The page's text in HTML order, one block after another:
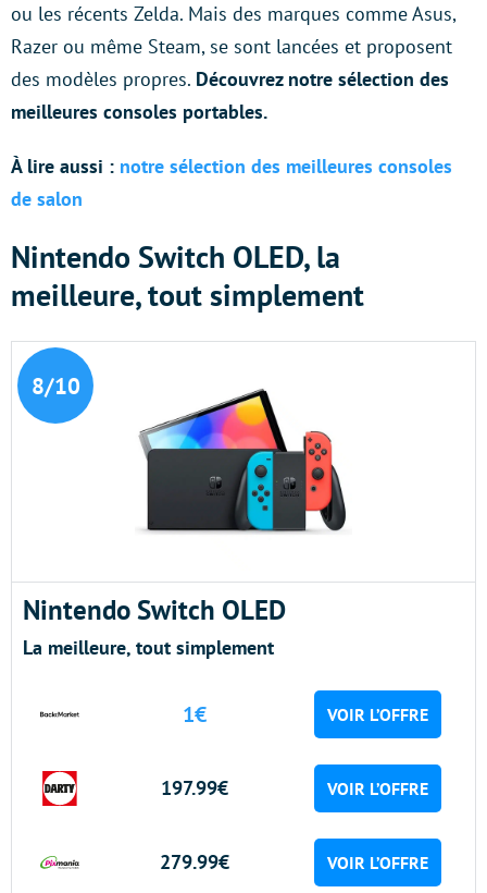
ou les récents Zelda. Mais des marques comme Asus,
Razer ou même Steam, se sont lancées et proposent
des modèles propres. Découvrez notre sélection des
meilleures consoles portables.
À lire aussi : notre sélection des meilleures consoles
de salon
Nintendo Switch OLED, la
meilleure, tout simplement
8/10
Nintendo Switch OLED
La meilleure, tout simplement
1€ VOIR L’OFFRE
197.99€ VOIR L’OFFRE
279.99€ VOIR L’OFFRE